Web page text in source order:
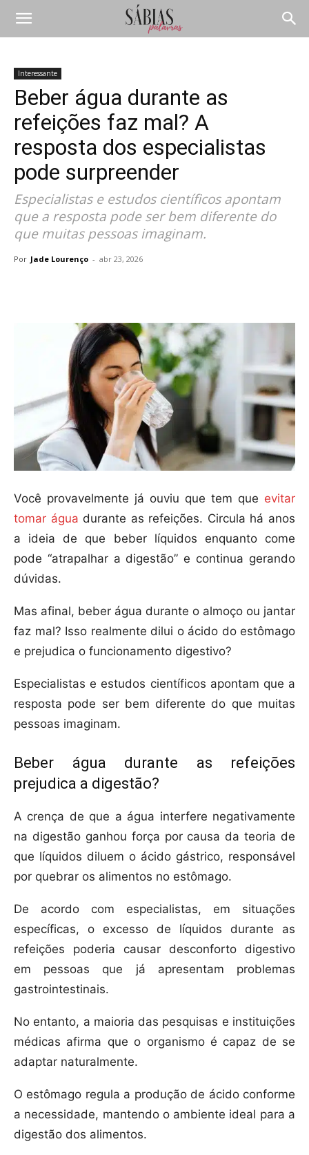
Interessante
Beber água durante as
refeições faz mal? A
resposta dos especialistas
pode surpreender
Especialistas e estudos científicos apontam
que a resposta pode ser bem diferente do
que muitas pessoas imaginam.
Por Jade Lourenço - abr 23, 2026
Você provavelmente já ouviu que tem que evitar
tomar água durante as refeições. Circula há anos
a ideia de que beber líquidos enquanto come
pode “atrapalhar a digestão” e continua gerando
dúvidas.
Mas afinal, beber água durante o almoço ou jantar
faz mal? Isso realmente dilui o ácido do estômago
e prejudica o funcionamento digestivo?
Especialistas e estudos científicos apontam que a
resposta pode ser bem diferente do que muitas
pessoas imaginam.
Beber água durante as refeições
prejudica a digestão?
A crença de que a água interfere negativamente
na digestão ganhou força por causa da teoria de
que líquidos diluem o ácido gástrico, responsável
por quebrar os alimentos no estômago.
De acordo com especialistas, em situações
específicas, o excesso de líquidos durante as
refeições poderia causar desconforto digestivo
em pessoas que já apresentam problemas
gastrointestinais.
No entanto, a maioria das pesquisas e instituições
médicas afirma que o organismo é capaz de se
adaptar naturalmente.
O estômago regula a produção de ácido conforme
a necessidade, mantendo o ambiente ideal para a
digestão dos alimentos.